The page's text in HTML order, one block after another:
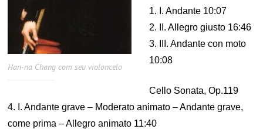
Han-na Chang com seu violoncelo
1. I. Andante 10:07
2. II. Allegro giusto 16:46
3. III. Andante con moto
10:08
Cello Sonata, Op.119
4. I. Andante grave – Moderato animato – Andante grave,
come prima – Allegro animato 11:40